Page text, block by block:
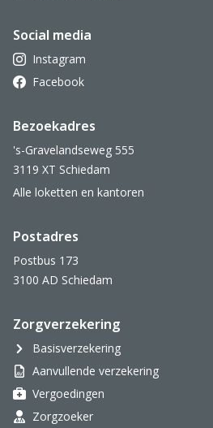
Social media
Instagram
Facebook
Bezoekadres
's-Gravelandseweg 555
3119 XT Schiedam
Alle loketten en kantoren
Postadres
Postbus 173
3100 AD Schiedam
Zorgverzekering
Basisverzekering
Aanvullende verzekering
Vergoedingen
Zorgzoeker